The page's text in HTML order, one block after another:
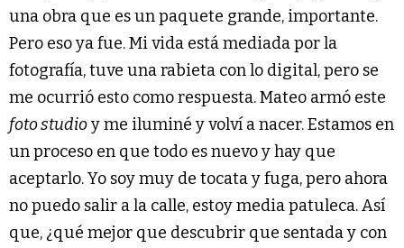
una obra que es un paquete grande, importante.
Pero eso ya fue. Mi vida está mediada por la
fotografía, tuve una rabieta con lo digital, pero se
me ocurrió esto como respuesta. Mateo armó este
foto studioy me iluminé y volví a nacer. Estamos en
un proceso en que todo es nuevo y hay que
aceptarlo. Yo soy muy de tocata y fuga, pero ahora
no puedo salir a la calle, estoy media patuleca. Así
que, ¿qué mejor que descubrir que sentada y con